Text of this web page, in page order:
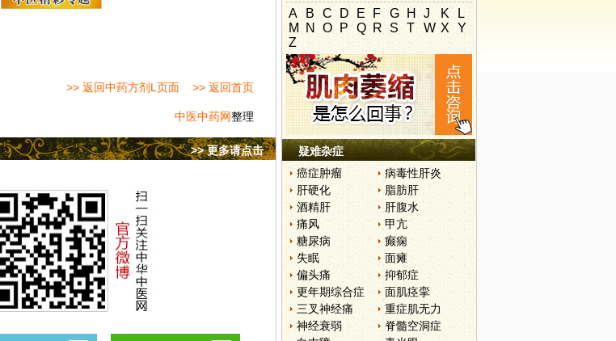
>> 返回中药方剂L页面 >> 返回首页
中医中药网整理
>> 更多请点击
A B C D E F G H J K
L
M N O P Q R S T W X
Y
Z
疑难杂症
癌症肿瘤
病毒性肝炎
肝硬化
脂肪肝
酒精肝
肝腹水
痛风
甲亢
糖尿病
癫痫
失眠
面瘫
偏头痛
抑郁症
更年期综合症
面肌痉挛
三叉神经痛
重症肌无力
神经衰弱
脊髓空洞症